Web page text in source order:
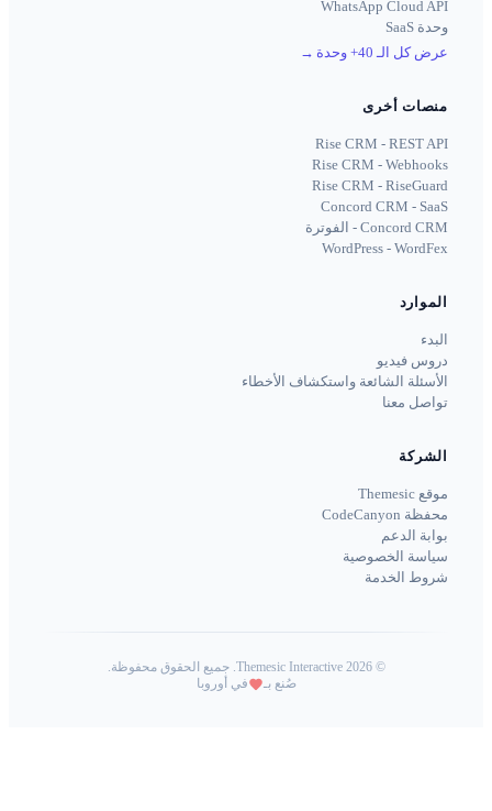
WhatsApp Cloud API
وحدة SaaS
عرض كل الـ 40+ وحدة
→
منصات أخرى
Rise CRM - REST API
Rise CRM - Webhooks
Rise CRM - RiseGuard
Concord CRM - SaaS
Concord CRM - الفوترة
WordPress - WordFex
الموارد
البدء
دروس فيديو
الأسئلة الشائعة واستكشاف الأخطاء
تواصل معنا
الشركة
موقع Themesic
محفظة CodeCanyon
بوابة الدعم
سياسة الخصوصية
شروط الخدمة
©
2026 Themesic Interactive. جميع الحقوق محفوظة.
صُنع بـ
في أوروبا